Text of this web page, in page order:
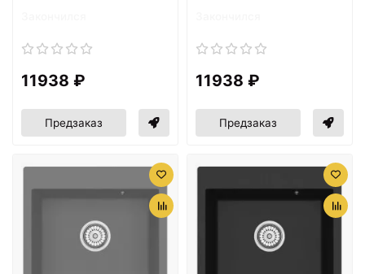
11938 ₽
Предзаказ
11938 ₽
Предзаказ